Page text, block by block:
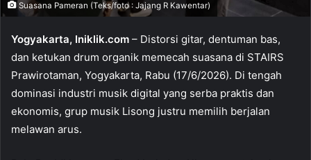
Suasana Pameran (Teks/foto : Jajang R Kawentar)
Yogyakarta, Iniklik.com – Distorsi gitar, dentuman bas,
dan ketukan drum organik memecah suasana di STAIRS
Prawirotaman, Yogyakarta, Rabu (17/6/2026). Di tengah
dominasi industri musik digital yang serba praktis dan
ekonomis, grup musik Lisong justru memilih berjalan
melawan arus.